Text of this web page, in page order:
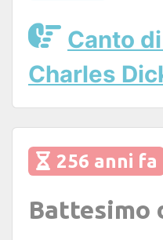
Canto
Charles
256 anni fa
Battesimo